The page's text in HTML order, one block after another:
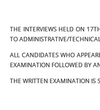
THE INTERVIEWS HELD ON
TO ADMINISTRATIVE/
ALL CANDIDATES WHO
EXAMINATION FOLLOWED BY
THE WRITTEN EXAMINATION IS